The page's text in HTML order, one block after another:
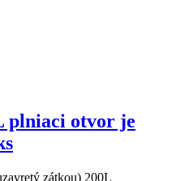
plniaci otvor je
zátkou) 200L